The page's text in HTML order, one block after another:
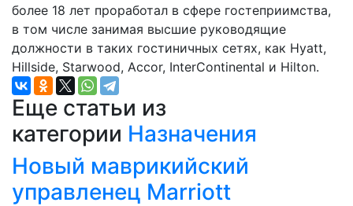
более 18 лет проработал в сфере гостеприимства,
в том числе занимая высшие руководящие
должности в таких гостиничных сетях, как Hyatt,
Hillside, Starwood, Accor, InterСontinental и Hilton.
Еще статьи из
категории Назначения
Новый маврикийский
управленец Marriott